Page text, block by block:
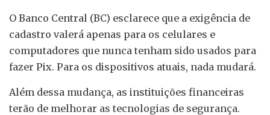
O Banco Central (BC) esclarece que a exigência de
cadastro valerá apenas para os celulares e
computadores que nunca tenham sido usados para
fazer Pix. Para os dispositivos atuais, nada mudará.
Além dessa mudança, as instituições financeiras
terão de melhorar as tecnologias de segurança.